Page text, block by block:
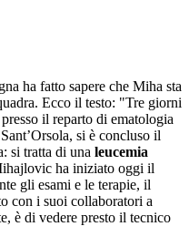
ha fatto sapere che Miha sta
Ecco il testo: "Tre giorni
il reparto di ematologia
si è concluso il
si tratta di una leucemia
ha iniziato oggi il
gli esami e le terapie, il
con i suoi collaboratori a
è di vedere presto il tecnico